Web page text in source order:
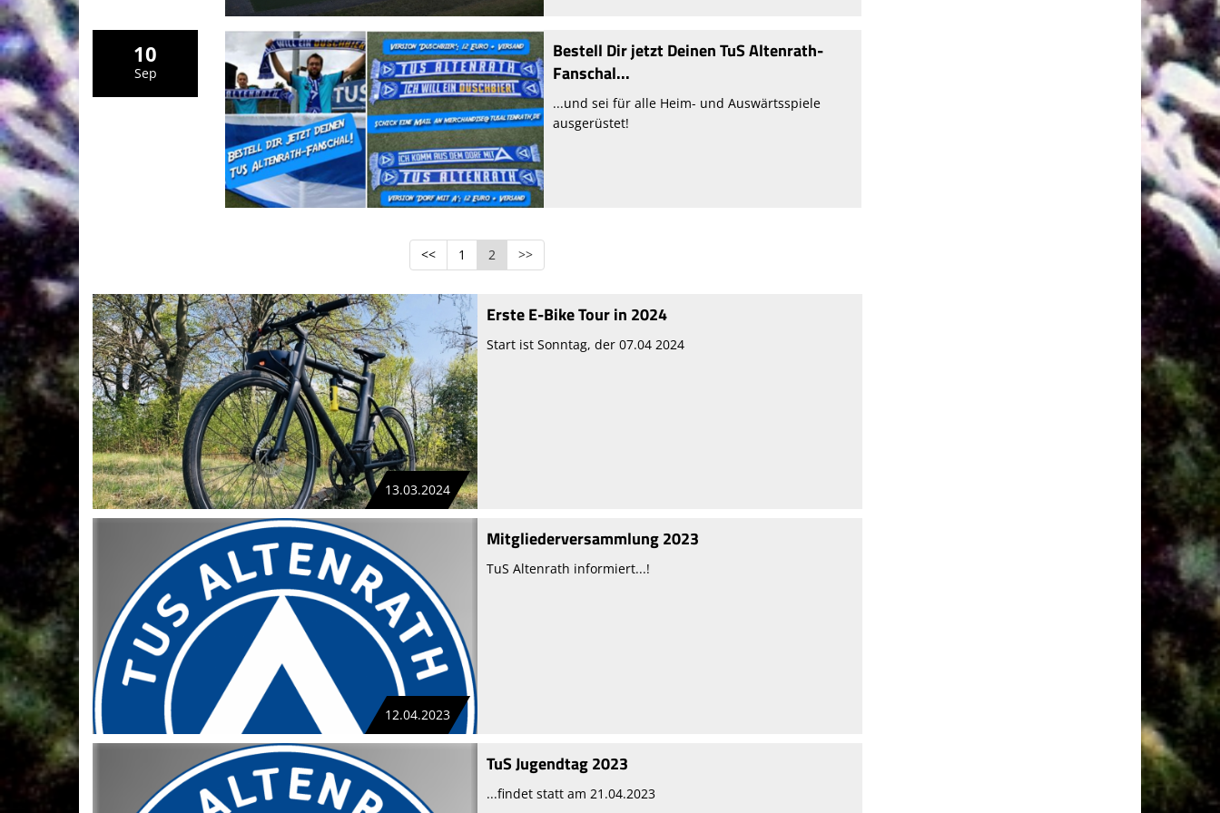
10
Sep
Bestell Dir jetzt Deinen TuS Altenrath-
Fanschal...
...und sei für alle Heim- und Auswärtsspiele
ausgerüstet!
<< 1 2 >>
13.03.2024
Erste E-Bike Tour in 2024
Start ist Sonntag, der 07.04 2024
12.04.2023
Mitgliederversammlung 2023
TuS Altenrath informiert...!
TuS Jugendtag 2023
...findet statt am 21.04.2023